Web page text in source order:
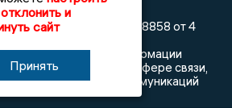
серия Эл № ФС77-78858 от 4
выписке из реестра
средств массовой информации
по надзору в сфере связи,
и массовых коммуникаций
отклонить и
сайт
Принять